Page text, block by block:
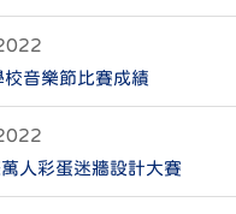
音樂節比賽成績
人彩蛋迷牆設計大賽